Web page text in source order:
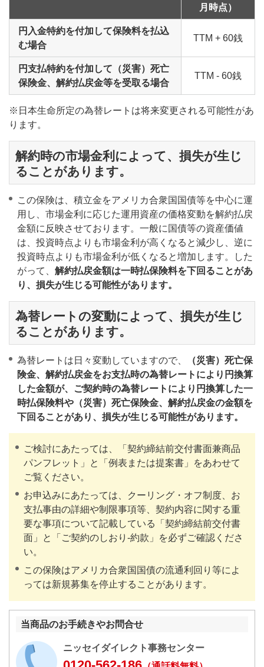
月時点）
円入金特約を付加して保険料を払込
む場合
TTM + 60銭
円支払特約を付加して（災害）死亡
保険金、解約払戻金等を受取る場合
TTM - 60銭
※日本生命所定の為替レートは将来変更される可能性があ
ります。
解約時の市場金利によって、損失が生じ
ることがあります。
この保険は、積立金をアメリカ合衆国国債等を中心に運
用し、市場金利に応じた運用資産の価格変動を解約払戻
金額に反映させております。一般に国債等の資産価値
は、投資時点よりも市場金利が高くなると減少し、逆に
投資時点よりも市場金利が低くなると増加します。した
がって、 解約払戻金額は一時払保険料を下回ることがあ
り、損失が生じる可能性があります。
為替レートの変動によって、損失が生じ
ることがあります。
為替レートは日々変動していますので、
（災害）死亡保
険金、解約払戻金をお支払時の為替レートにより円換算
した金額が、ご契約時の為替レートにより円換算した一
時払保険料や（災害）死亡保険金、解約払戻金の金額を
下回ることがあり、損失が生じる可能性があります。
ご検討にあたっては、「契約締結前交付書面兼商品
パンフレット」と「例表または提案書」をあわせて
ご覧ください。
お申込みにあたっては、クーリング・オフ制度、お
支払事由の詳細や制限事項等、契約内容に関する重
要な事項について記載している「契約締結前交付書
面」と「ご契約のしおり-約款」を必ずご確認くださ
い。
この保険はアメリカ合衆国国債の流通利回り等によ
っては新規募集を停止することがあります。
当商品のお手続きやお問合せ
ニッセイダイレクト事務センター